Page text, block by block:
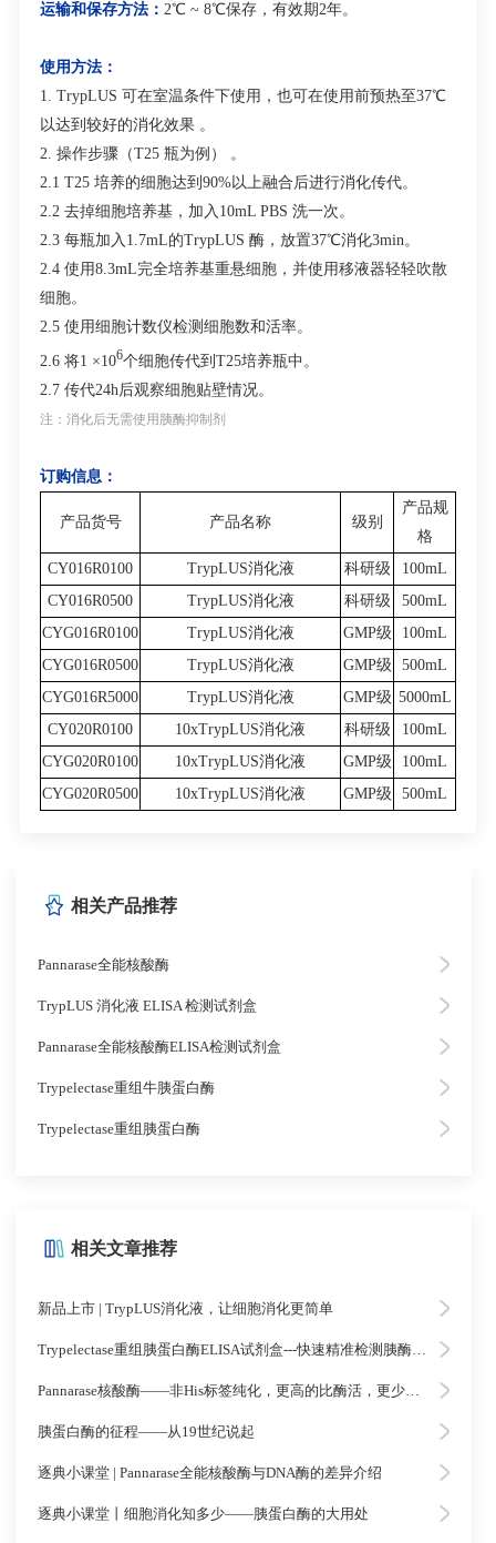
运输和保存方法： 2℃ ~ 8℃保存，有效期2年。
使用方法：
1. TrypLUS 可在室温条件下使用，也可在使用前预热至37℃
以达到较好的消化效果 。
2. 操作步骤（T25 瓶为例） 。
2.1 T25 培养的细胞达到 90%以上融合后进行消化传代。
2.2 去掉细胞培养基，加入 10mL PBS 洗一次。
2.3 每瓶加入 1.7mL的TrypLUS 酶，放置37℃消化3min。
2.4 使用8.3mL完全培养基重悬细胞，并使用移液器轻轻吹散
细胞。
2.5 使用细胞计数仪检测细胞数和活率。
2.6 将1 ×106个细胞传代到 T25培养瓶中。
2.7 传代24h 后观察细胞贴壁情况。
注：消化后无需使用胰酶抑制剂
订购信息：
产品货号 产品名称 级别
产品规
格
CY016R0100
TrypLUS消化液 科研级
100mL
CY016R0500
TrypLUS消化液 科研级
500mL
CYG016R0100
TrypLUS消化液 GMP级
100mL
CYG016R0500
TrypLUS消化液 GMP级
500mL
CYG016R5000
TrypLUS消化液 GMP级 5000mL
CY020R0100
10xTrypLUS消化液 科研级
100mL
CYG020R0100
10xTrypLUS消化液 GMP级
100mL
CYG020R0500
10xTrypLUS消化液 GMP级 500mL
相关产品推荐
Pannarase全能核酸酶
TrypLUS 消化液 ELISA 检测试剂盒
Pannarase全能核酸酶ELISA检测试剂盒
Trypelectase重组牛胰蛋白酶
Trypelectase重组胰蛋白酶
相关文章推荐
新品上市 | TrypLUS消化液，让细胞消化更简单
胰蛋白酶的征程——从19世纪说起
逐典小课堂 | Pannarase全能核酸酶与DNA酶的差异介绍
逐典小课堂丨细胞消化知多少——胰蛋白酶的大用处